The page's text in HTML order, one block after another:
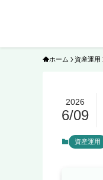
ホーム 資産運用
2026
6/09
資産運用